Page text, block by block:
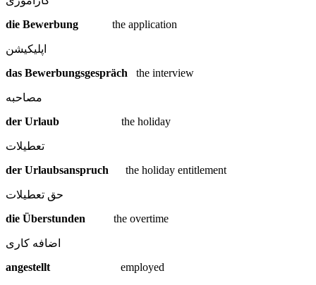
die Bewerbung the application
اپلیکیشن
das Bewerbungsgespräch the interview
مصاحبه
der Urlaub the holiday
تعطیلات
der Urlaubsanspruch the holiday entitlement
حق تعطیلات
die Überstunden the overtime
اضافه کاری
angestellt employed